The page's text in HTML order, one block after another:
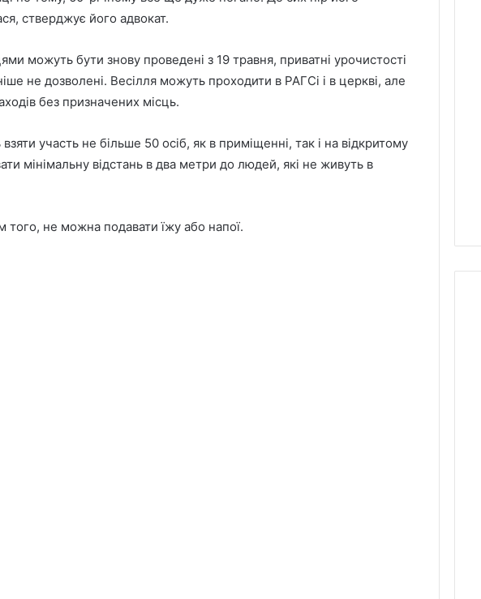
стверджує його адвокат.
можуть бути знову проведені з 19 травня, приватні урочистості
не дозволені. Весілля можуть проходити в РАГСі і в церкві, але
без призначених місць.
участь не більше 50 осіб, як в приміщенні, так і на відкритому
мінімальну відстань в два метри до людей, які не живуть в
того, не можна подавати їжу або напої.